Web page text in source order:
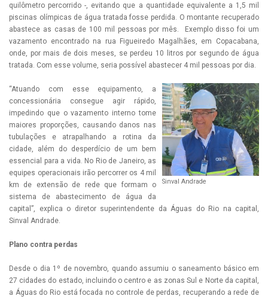
quilômetro percorrido -, evitando que a quantidade equivalente a 1,5 mil
piscinas olímpicas de água tratada fosse perdida. O montante recuperado
abastece as casas de 100 mil pessoas por mês. Exemplo disso foi um
vazamento encontrado na rua Figueiredo Magalhães, em Copacabana,
onde, por mais de dois meses, se perdeu 10 litros por segundo de água
tratada. Com esse volume, seria possível abastecer 4 mil pessoas por dia.
Sinval Andrade
“Atuando com esse equipamento, a
concessionária consegue agir rápido,
impedindo que o vazamento interno tome
maiores proporções, causando danos nas
tubulações e atrapalhando a rotina da
cidade, além do desperdício de um bem
essencial para a vida. No Rio de Janeiro, as
equipes operacionais irão percorrer os 4 mil
km de extensão de rede que formam o
sistema de abastecimento de água da
capital”, explica o diretor superintendente da Águas do Rio na capital,
Sinval Andrade.
Plano contra perdas
Desde o dia 1º de novembro, quando assumiu o saneamento básico em
27 cidades do estado, incluindo o centro e as zonas Sul e Norte da capital,
a Águas do Rio está focada no controle de perdas, recuperando a rede de